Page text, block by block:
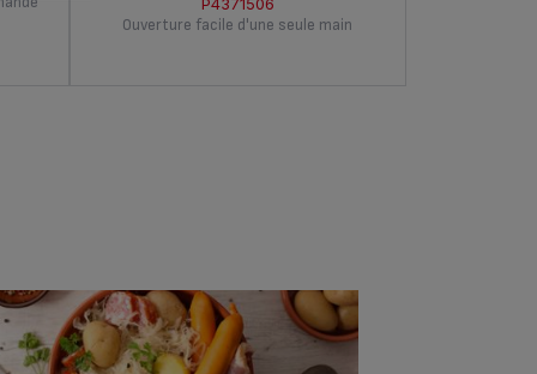
Ouverture facile d'une seule main